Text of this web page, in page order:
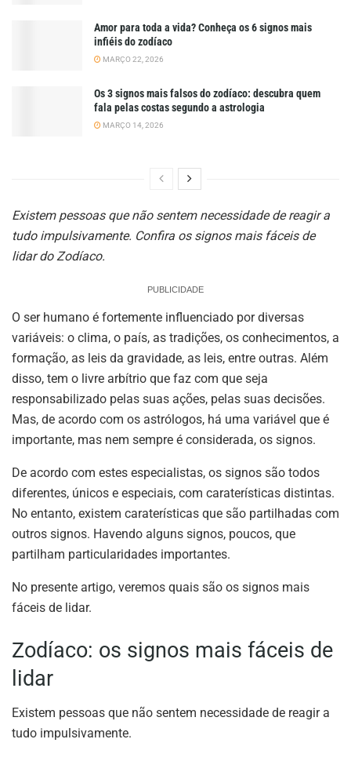
Amor para toda a vida? Conheça os 6 signos mais
infiéis do zodíaco
MARÇO 22, 2026
Os 3 signos mais falsos do zodíaco: descubra quem
fala pelas costas segundo a astrologia
MARÇO 14, 2026
Existem pessoas que não sentem necessidade de reagir a
tudo impulsivamente. Confira os signos mais fáceis de
lidar do Zodíaco.
PUBLICIDADE
O ser humano é fortemente influenciado por diversas
variáveis: o clima, o país, as tradições, os conhecimentos, a
formação, as leis da gravidade, as leis, entre outras. Além
disso, tem o livre arbítrio que faz com que seja
responsabilizado pelas suas ações, pelas suas decisões.
Mas, de acordo com os astrólogos, há uma variável que é
importante, mas nem sempre é considerada, os signos.
De acordo com estes especialistas, os signos são todos
diferentes, únicos e especiais, com caraterísticas distintas.
No entanto, existem caraterísticas que são partilhadas com
outros signos. Havendo alguns signos, poucos, que
partilham particularidades importantes.
No presente artigo, veremos quais são os signos mais
fáceis de lidar.
Zodíaco: os signos mais fáceis de
lidar
Existem pessoas que não sentem necessidade de reagir a
tudo impulsivamente.